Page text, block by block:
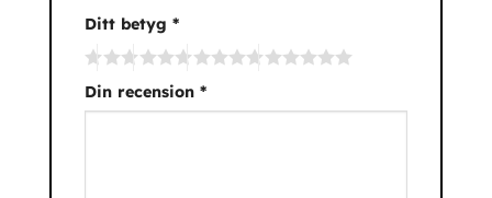
Ditt betyg *
Din recension *